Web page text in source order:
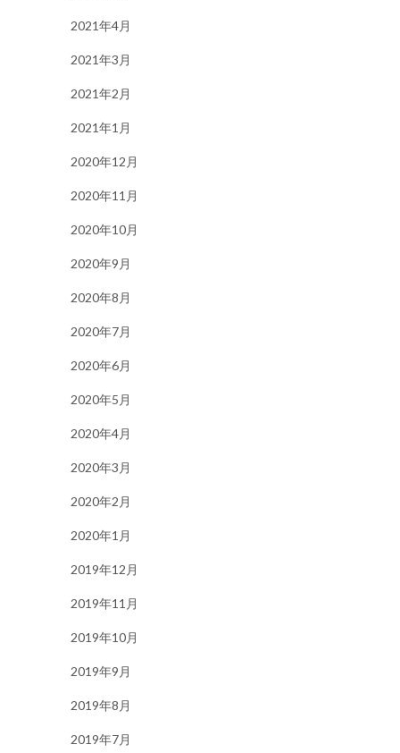
2021年4月
2021年3月
2021年2月
2021年1月
2020年12月
2020年11月
2020年10月
2020年9月
2020年8月
2020年7月
2020年6月
2020年5月
2020年4月
2020年3月
2020年2月
2020年1月
2019年12月
2019年11月
2019年10月
2019年9月
2019年8月
2019年7月